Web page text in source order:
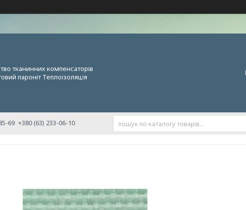
тканинних компенсаторів
пароніт Теплоізоляція
69 +380 (63) 233-06-10